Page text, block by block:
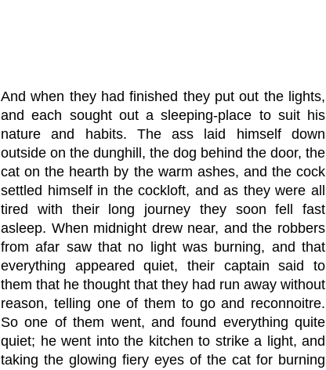
And when they had finished they put out the lights,
and each sought out a sleeping-place to suit his
nature and habits. The ass laid himself down
outside on the dunghill, the dog behind the door, the
cat on the hearth by the warm ashes, and the cock
settled himself in the cockloft, and as they were all
tired with their long journey they soon fell fast
asleep. When midnight drew near, and the robbers
from afar saw that no light was burning, and that
everything appeared quiet, their captain said to
them that he thought that they had run away without
reason, telling one of them to go and reconnoitre.
So one of them went, and found everything quite
quiet; he went into the kitchen to strike a light, and
taking the glowing fiery eyes of the cat for burning